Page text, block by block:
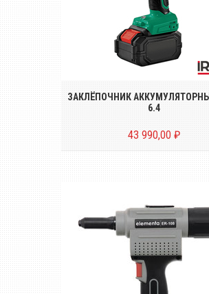
Беспроводной заклёпочник
установки вытяжных
диаметром от Ø 2.4 до 6.4
ЗАКЛЁПОЧНИК
6.4
43 990,00 ₽